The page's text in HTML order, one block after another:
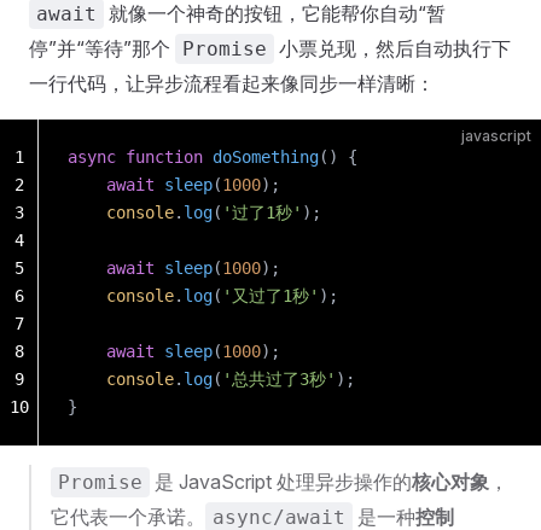
await
就像一个神奇的按钮，它能帮你自动“暂
停”并“等待”那个
Promise 小票兑现，然后自动执行下
一行代码，让异步流程看起来像同步一样清晰：
javascript
async function doSomething() {
    await
sleep(1000);
    console
. log( '过了1秒' );
    await
sleep(1000);
    console
. log( '又过了1秒' );
    await
sleep(1000);
    console
. log( '总共过了3秒' );
}
1
2
3
4
5
6
7
8
9
10
Promise 是 JavaScript 处理异步操作的核心对象 ，
它代表一个承诺。
async/await 是一种控制